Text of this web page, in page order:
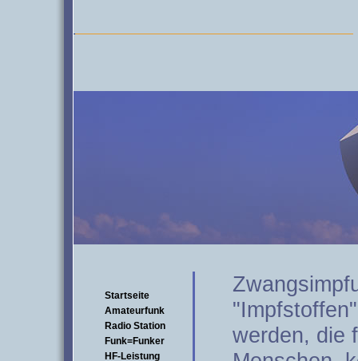
Startseite
Amateurfunk
Radio Station
Funk=Funker
HF-Leistung
werden, die